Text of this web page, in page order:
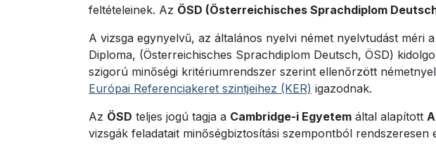
feltételeinek. Az ÖSD (Österreichisches Sprachdiplom
A vizsga egynyelvű, az általános nyelvi német nyelvtudást méri
Diploma, (Österreichisches Sprachdiplom Deutsch, ÖSD)
szigorú minőségi kritériumrendszer szerint ellenőrzött
Európai Referenciakeret szintjeihez (KER) igazodnak.
Az ÖSD teljes jogú tagja a Cambridge-i Egyetem által alapított
vizsgák feladatait minőségbiztosítási szempontból rendszeresen